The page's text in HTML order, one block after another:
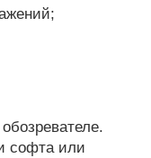
софта или